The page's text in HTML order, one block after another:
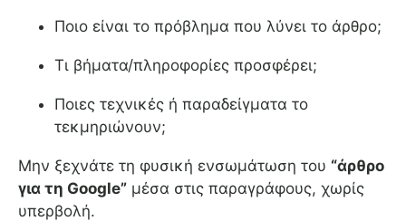
Ποιο είναι το πρόβλημα που λύνει το άρθρο;
Τι βήματα/πληροφορίες προσφέρει;
Ποιες τεχνικές ή παραδείγματα το
τεκμηριώνουν;
Μην ξεχνάτε τη φυσική ενσωμάτωση του “άρθρο
για τη Google” μέσα στις παραγράφους, χωρίς
υπερβολή.